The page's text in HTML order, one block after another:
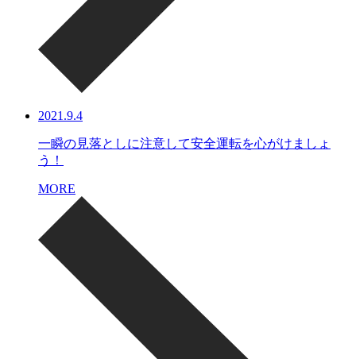
2021.9.4
一瞬の見落としに注意して安全運転を心がけましょ
う！
MORE